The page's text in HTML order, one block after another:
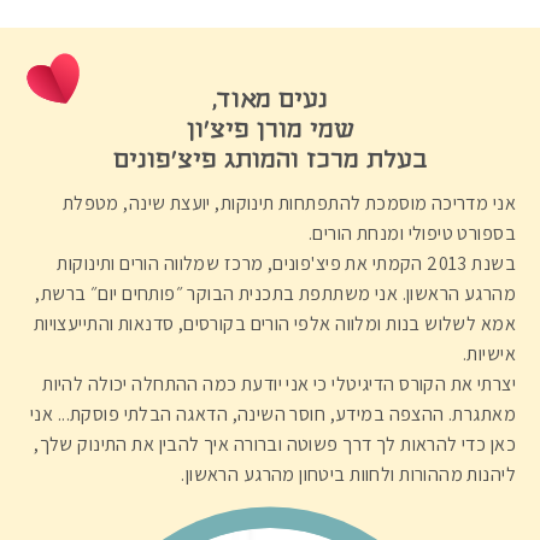
נעים מאוד,
שמי מורן פיצ׳ון
בעלת מרכז והמותג פיצ׳פונים
אני מדריכה מוסמכת להתפתחות תינוקות, יועצת שינה, מטפלת
בספורט טיפולי ומנחת הורים.
בשנת 2013 הקמתי את פיצ'פונים, מרכז שמלווה הורים ותינוקות
מהרגע הראשון. אני משתתפת בתכנית הבוקר ״פותחים יום״ ברשת,
אמא לשלוש בנות ומלווה אלפי הורים בקורסים, סדנאות והתייעצויות
אישיות.
יצרתי את הקורס הדיגיטלי כי אני יודעת כמה ההתחלה יכולה להיות
מאתגרת. ההצפה במידע, חוסר השינה, הדאגה הבלתי פוסקת... אני
כאן כדי להראות לך דרך פשוטה וברורה איך להבין את התינוק שלך,
ליהנות מההורות ולחוות ביטחון מהרגע הראשון.